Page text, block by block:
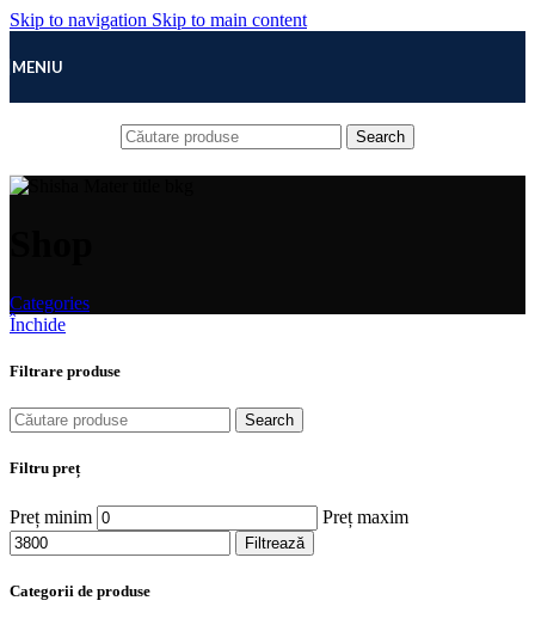
Skip to navigation Skip to main content
MENIU
Search
Categories
Închide
Filtrare produse
Search
Filtru preț
Preț minim Preț maxim
Filtrează
Categorii de produse